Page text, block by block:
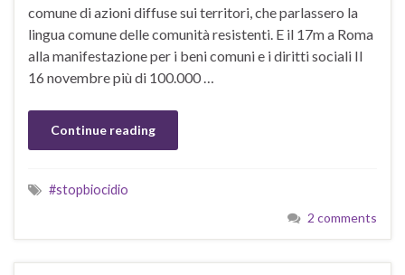
comune di azioni diffuse sui territori, che parlassero la
lingua comune delle comunità resistenti. E il 17m a Roma
alla manifestazione per i beni comuni e i diritti sociali Il
16 novembre più di 100.000 …
Continue reading
#stopbiocidio
2 comments